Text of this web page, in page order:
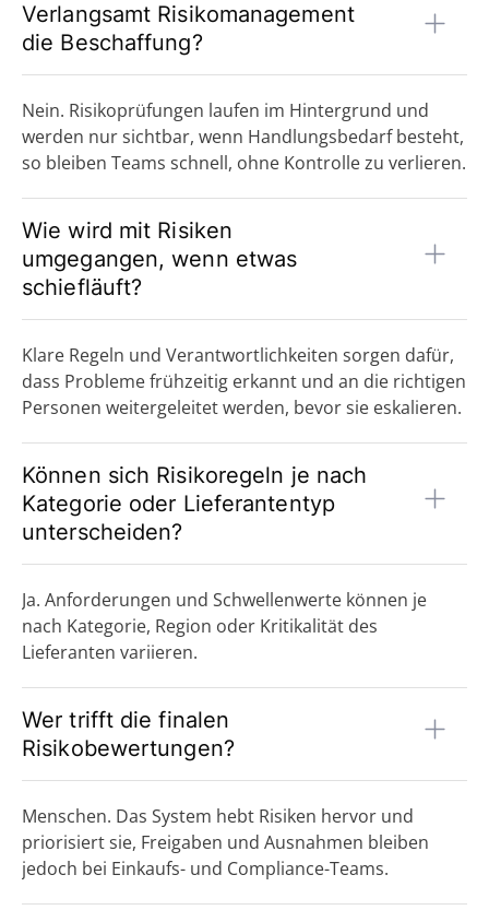
Verlangsamt Risikomanagement
die Beschaffung?
Nein. Risikoprüfungen laufen im Hintergrund und
werden nur sichtbar, wenn Handlungsbedarf besteht,
so bleiben Teams schnell, ohne Kontrolle zu verlieren.
Wie wird mit Risiken
umgegangen, wenn etwas
schiefläuft?
Klare Regeln und Verantwortlichkeiten sorgen dafür,
dass Probleme frühzeitig erkannt und an die richtigen
Personen weitergeleitet werden, bevor sie eskalieren.
Können sich Risikoregeln je nach
Kategorie oder Lieferantentyp
unterscheiden?
Ja. Anforderungen und Schwellenwerte können je
nach Kategorie, Region oder Kritikalität des
Lieferanten variieren.
Wer trifft die finalen
Risikobewertungen?
Menschen. Das System hebt Risiken hervor und
priorisiert sie, Freigaben und Ausnahmen bleiben
jedoch bei Einkaufs- und Compliance-Teams.